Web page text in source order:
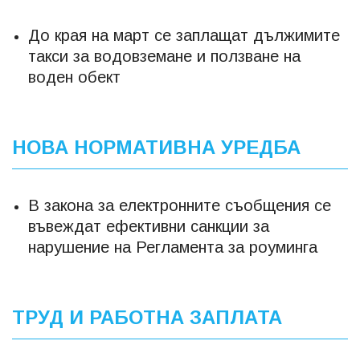
До края на март се заплащат дължимите
такси за водовземане и ползване на
воден обект
НОВА НОРМАТИВНА УРЕДБА
В закона за електронните съобщения се
въвеждат ефективни санкции за
нарушение на Регламента за роуминга
ТРУД И РАБОТНА ЗАПЛАТА